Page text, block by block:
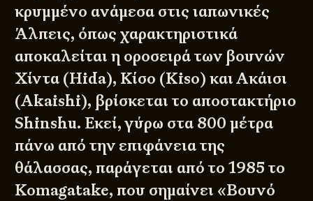
κρυμμένο ανάμεσα στις ιαπωνικές
Άλπεις, όπως χαρακτηριστικά
αποκαλείται η οροσειρά των βουνών
Χίντα (Hida), Κίσο (Kiso) και Ακάισι
(Akaishi), βρίσκεται το αποστακτήριο
Shinshu. Εκεί, γύρω στα 800 μέτρα
πάνω από την επιφάνεια της
θάλασσας, παράγεται από το 1985 το
Komagatake, που σημαίνει «Βουνό